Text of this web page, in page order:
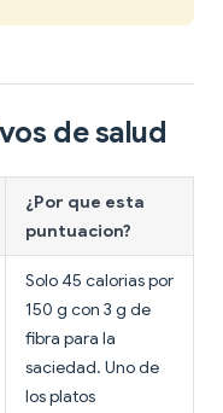
de salud
¿Por que esta
puntuacion?
Solo 45 calorias por
150 g con 3 g de
fibra para la
saciedad. Uno de
los platos